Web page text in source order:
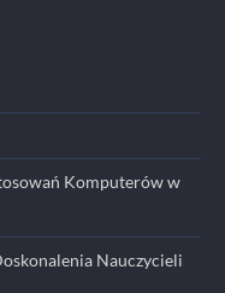
Komputerów w
Nauczycieli